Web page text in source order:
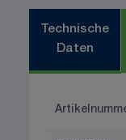
Technische
Daten